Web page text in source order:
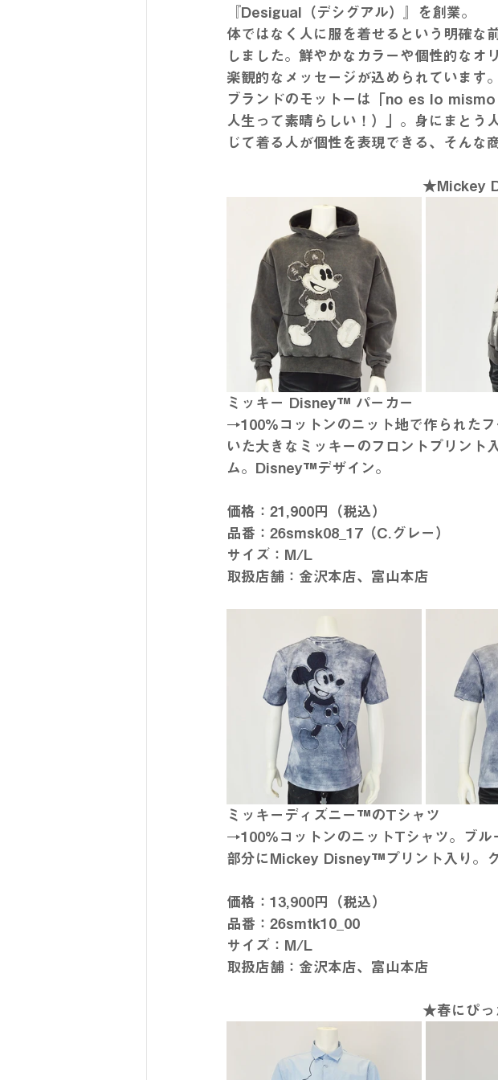
『Desigual（デシグアル）』を創業。
体ではなく人に服を着せるという明確な
しました。鮮やかなカラーや個性的なオ
楽観的なメッセージが込められています。
ブランドのモットーは「no es lo
人生って素晴らしい！）」。身にまとう
じて着る人が個性を表現できる、そんな
★Mickey
ミッキー Disney™ パーカー
→100%コットンのニット地で作られた
いた大きなミッキーのフロントプリント
ム。Disney™デザイン。
価格：21,900円（税込）
品番：26smsk08_17（C.グレー）
サイズ：M/L
取扱店舗：金沢本店、富山本店
ミッキーディズニー™のTシャツ
→100%コットンのニットTシャツ。ブル
部分にMickey Disney™プリント入り。ク
価格：13,900円（税込）
品番：26smtk10_00
サイズ：M/L
取扱店舗：金沢本店、富山本店
★春にぴっ